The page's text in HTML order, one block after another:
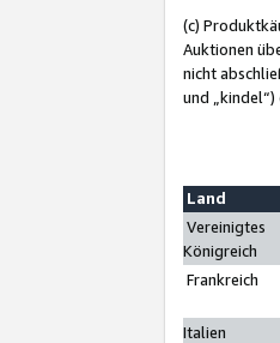
(c)
Auktionen
nicht
und „kindel“)
Land
Vereinigtes
Königreich
Frankreich
Italien